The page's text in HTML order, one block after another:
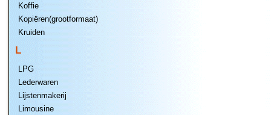
Koffie
Kopiëren(grootformaat)
Kruiden
L
LPG
Lederwaren
Lijstenmakerij
Limousine